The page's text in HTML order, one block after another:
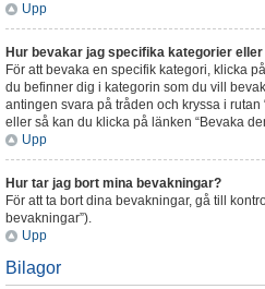
Upp
Hur bevakar jag specifika kategorier
För att bevaka en specifik kategori, klicka
du befinner dig i kategorin som du vill
antingen svara på tråden och kryssa i
eller så kan du klicka på länken “Bevaka
Upp
Hur tar jag bort mina bevakningar?
För att ta bort dina bevakningar, gå till
bevakningar”).
Upp
Bilagor